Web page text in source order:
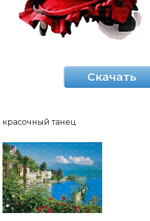
Скачать
красочный танец